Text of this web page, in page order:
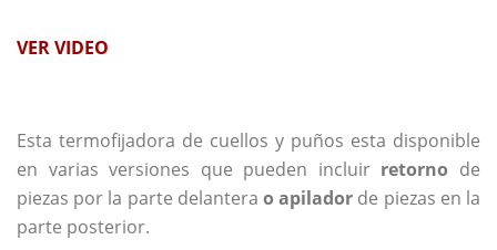
VER VIDEO
Esta termofijadora de cuellos y puños esta disponible
en varias versiones que pueden incluir retorno de
piezas por la parte delantera o apilador de piezas en la
parte posterior.